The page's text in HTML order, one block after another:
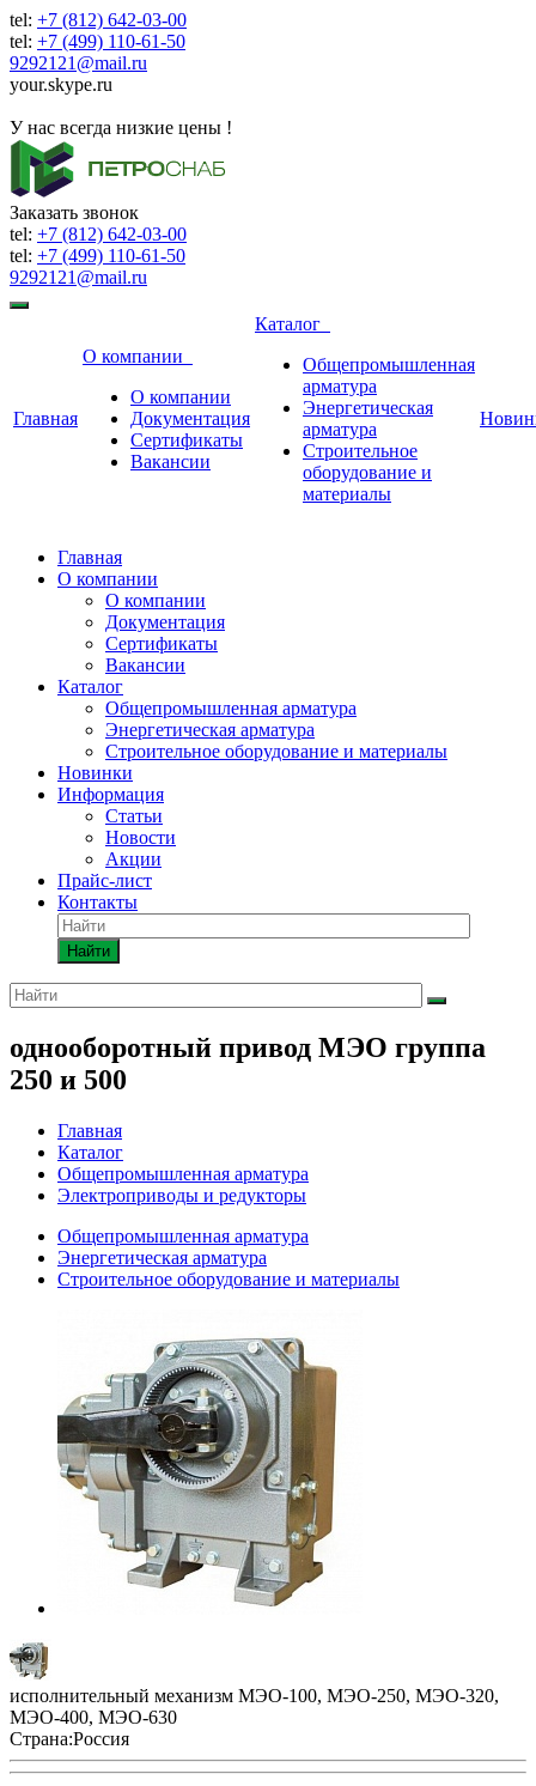
tel: +7 (812) 642-03-00
tel: +7 (499) 110-61-50
9292121@mail.ru
your.skype.ru
У нас всегда низкие цены !
Заказать звонок
tel: +7 (812) 642-03-00
tel: +7 (499) 110-61-50
9292121@mail.ru
Главная
О компании
О компании
Документация
Сертификаты
Вакансии
Каталог
Общепромышленная
арматура
Энергетическая
арматура
Строительное
оборудование и
материалы
Главная
О компании
О компании
Документация
Сертификаты
Вакансии
Каталог
Общепромышленная арматура
Энергетическая арматура
Строительное оборудование и материалы
Новинки
Информация
Статьи
Новости
Акции
Прайс-лист
Контакты
Найти
однооборотный привод МЭО группа
250 и 500
Главная
Каталог
Общепромышленная арматура
Электроприводы и редукторы
Общепромышленная арматура
Энергетическая арматура
Строительное оборудование и материалы
исполнительный механизм МЭО-100, МЭО-250, МЭО-320,
МЭО-400, МЭО-630
Страна:Россия